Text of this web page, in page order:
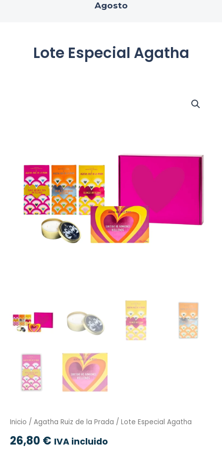
Agosto
Lote Especial Agatha
Inicio / Agatha Ruiz de la Prada / Lote Especial Agatha
26,80 € IVA incluido